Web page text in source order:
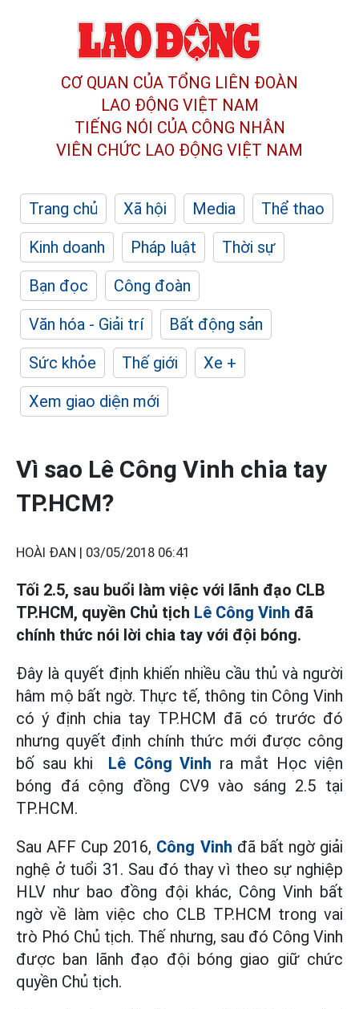
CƠ QUAN CỦA TỔNG LIÊN ĐOÀN
LAO ĐỘNG VIỆT NAM
TIẾNG NÓI CỦA CÔNG NHÂN
VIÊN CHỨC LAO ĐỘNG VIỆT NAM
Trang chủ Xã hội Media
Thể thao
Kinh doanh
Pháp luật
Thời sự
Bạn đọc
Công đoàn
Văn hóa - Giải trí
Bất động sản
Sức khỏe
Thế giới
Xe +
Xem giao diện mới
Vì sao Lê Công Vinh chia tay
TP.HCM?
HOÀI ĐAN | 03/05/2018 06:41
Tối 2.5, sau buổi làm việc với lãnh đạo CLB
TP.HCM, quyền Chủ tịch Lê Công Vinh đã
chính thức nói lời chia tay với đội bóng.
Đây là quyết định khiến nhiều cầu thủ và người
hâm mộ bất ngờ. Thực tế, thông tin Công Vinh
có ý định chia tay TP.HCM đã có trước đó
nhưng quyết định chính thức mới được công
bố sau khi Lê Công Vinh ra mắt Học viện
bóng đá cộng đồng CV9 vào sáng 2.5 tại
TP.HCM.
Sau AFF Cup 2016, Công Vinh đã bất ngờ giải
nghệ ở tuổi 31. Sau đó thay vì theo sự nghiệp
HLV như bao đồng đội khác, Công Vinh bất
ngờ về làm việc cho CLB TP.HCM trong vai
trò Phó Chủ tịch. Thế nhưng, sau đó Công Vinh
được ban lãnh đạo đội bóng giao giữ chức
quyền Chủ tịch.